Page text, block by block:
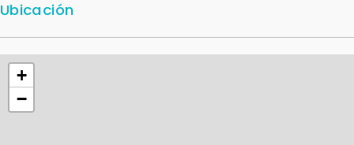
Ubicación
+
−